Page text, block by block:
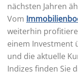
nächsten Jahren
Vom
weiterhin
einem Investment
und die aktuelle
Indizes finden Sie